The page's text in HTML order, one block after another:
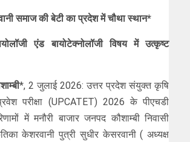
समाज की बेटी का प्रदेश में चौथा स्थान*
एंड बायोटेक्नोलॉजी विषय में उत्कृष्ट
*, 2 जुलाई 2026: उत्तर प्रदेश संयुक्त कृषि
प्रवेश परीक्षा (UPCATET) 2026 के पीएचडी
में मनौरी बाजार जनपद कौशाम्बी निवासी
केशरवानी पुत्री सुधीर केसरवानी ( अध्यक्ष